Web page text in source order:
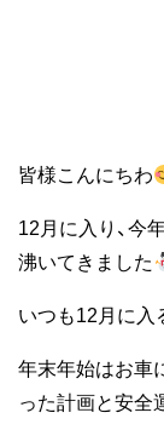
皆様こんにちわ
12月に入り、今
沸いてきました
いつも12月に入
年末年始はお車
った計画と安全